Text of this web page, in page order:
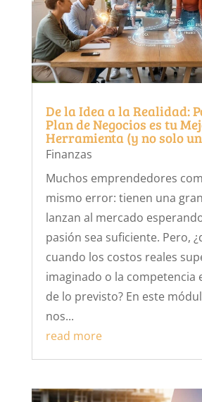
De la Idea a la Realidad:
Plan de Negocios es tu
Herramienta (y no solo
Finanzas
Muchos emprendedores
mismo error: tienen una
lanzan al mercado
pasión sea suficiente. Pero,
cuando los costos reales
imaginado o la competencia
de lo previsto? En este
nos...
read more